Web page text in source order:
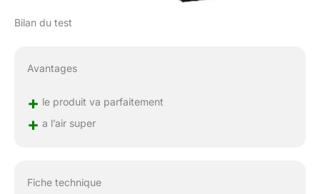
Bilan du test
Avantages
+ le produit va parfaitement
+ a l’air super
Fiche technique